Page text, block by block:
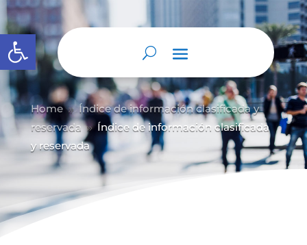
Abrir barra de herramientas
Home 9 Índice de información clasificada y
reservada 9 Índice de información clasificada
y reservada